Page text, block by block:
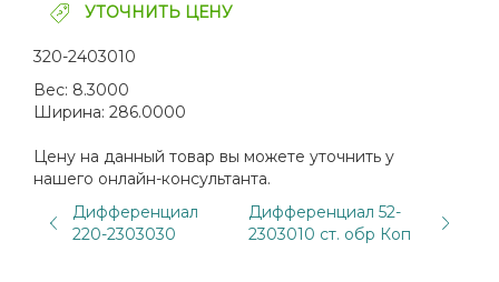
УТОЧНИТЬ ЦЕНУ
320-2403010
Вес: 8.3000
Ширина: 286.0000
Цену на данный товар вы можете уточнить у
нашего онлайн-консультанта.
Дифференциал
220-2303030
Дифференциал 52-
2303010 ст. обр Коп